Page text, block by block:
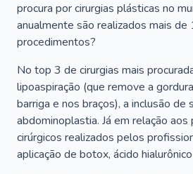
procura por cirurgias plásticas no
anualmente são realizados mais de
procedimentos?
No top 3 de cirurgias mais
lipoaspiração (que remove a
barriga e nos braços), a inclusão de
abdominoplastia. Já em relação
cirúrgicos realizados pelos
aplicação de botox, ácido